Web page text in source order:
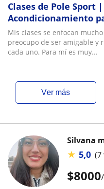
Clases de Pole Sport
Acondicionamiento
Para adultos y niños
Mis clases se enfocan
preocupo de ser amigable y
cada uno. Para mí es muy...
ver más
$8000
Silvana
★ 5,0 (7